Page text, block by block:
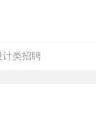
计类招聘